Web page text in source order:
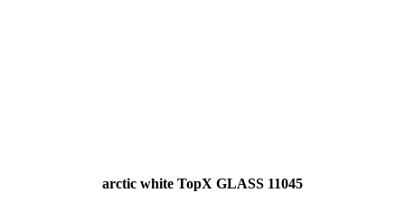
arctic white TopX GLASS 11045